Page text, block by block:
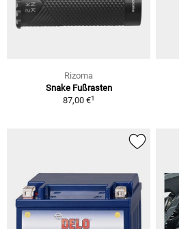
Rizoma
Snake Fußrasten
87,00 €1